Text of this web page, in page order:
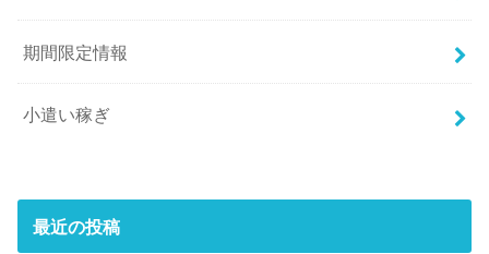
期間限定情報
小遣い稼ぎ
最近の投稿